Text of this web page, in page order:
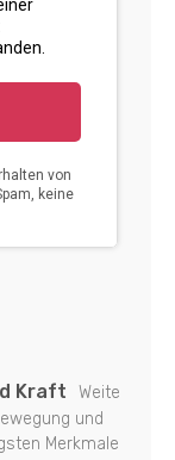
Kraft
Weite
und
Merkmale